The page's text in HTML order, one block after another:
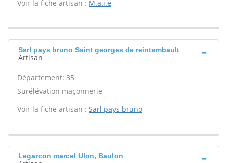
Voir la fiche artisan : M.a.i.e
Sarl pays bruno Saint georges de reintembault
Artisan
Département: 35
Surélévation maçonnerie -
Voir la fiche artisan : Sarl pays bruno
Legarcon marcel Ulon, Baulon